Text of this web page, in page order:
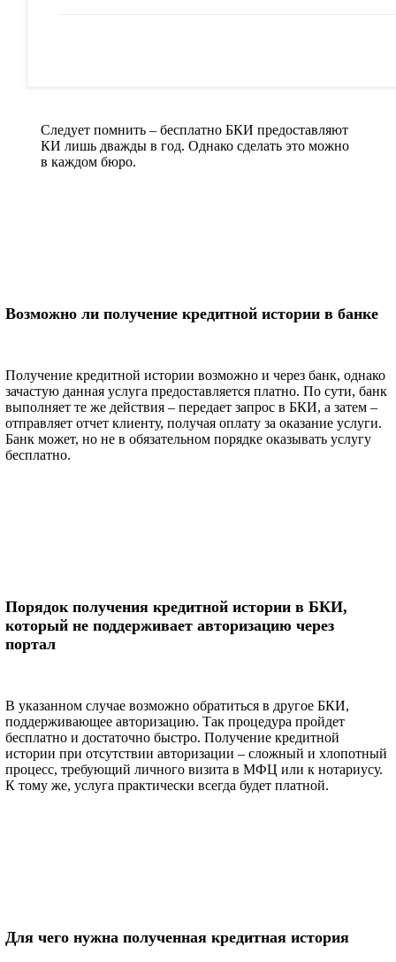
Следует помнить – бесплатно БКИ предоставляют
КИ лишь дважды в год. Однако сделать это можно
в каждом бюро.
Возможно ли получение кредитной истории в банке
Получение кредитной истории возможно и через банк, однако
зачастую данная услуга предоставляется платно. По сути, банк
выполняет те же действия – передает запрос в БКИ, а затем –
отправляет отчет клиенту, получая оплату за оказание услуги.
Банк может, но не в обязательном порядке оказывать услугу
бесплатно.
Порядок получения кредитной истории в БКИ,
который не поддерживает авторизацию через
портал
В указанном случае возможно обратиться в другое БКИ,
поддерживающее авторизацию. Так процедура пройдет
бесплатно и достаточно быстро. Получение кредитной
истории при отсутствии авторизации – сложный и хлопотный
процесс, требующий личного визита в МФЦ или к нотариусу.
К тому же, услуга практически всегда будет платной.
Для чего нужна полученная кредитная история